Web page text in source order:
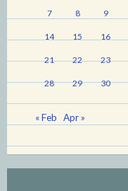
7 8 9
14 15 16
21 22 23
28 29 30
« Feb Apr »